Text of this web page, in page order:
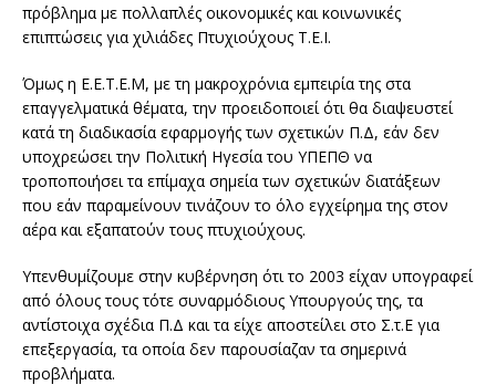
πρόβλημα με πολλαπλές οικονομικές και κοινωνικές
επιπτώσεις για χιλιάδες Πτυχιούχους Τ.Ε.Ι.
Όμως η Ε.Ε.Τ.Ε.Μ, με τη μακροχρόνια εμπειρία της στα
επαγγελματικά θέματα, την προειδοποιεί ότι θα διαψευστεί
κατά τη διαδικασία εφαρμογής των σχετικών Π.Δ, εάν δεν
υποχρεώσει την Πολιτική Ηγεσία του ΥΠΕΠΘ να
τροποποιήσει τα επίμαχα σημεία των σχετικών διατάξεων
που εάν παραμείνουν τινάζουν το όλο εγχείρημα της στον
αέρα και εξαπατούν τους πτυχιούχους.
Υπενθυμίζουμε στην κυβέρνηση ότι το 2003 είχαν υπογραφεί
από όλους τους τότε συναρμόδιους Υπουργούς της, τα
αντίστοιχα σχέδια Π.Δ και τα είχε αποστείλει στο Σ.τ.Ε για
επεξεργασία, τα οποία δεν παρουσίαζαν τα σημερινά
προβλήματα.